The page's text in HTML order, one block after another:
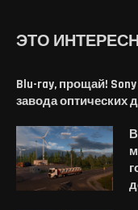
ЭТО
Blu-ray, прощай!
завода оптических